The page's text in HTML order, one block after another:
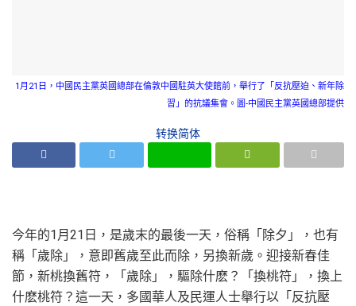
1月21日，中國民主黨英國總部在倫敦中國駐英大使館前，舉行了「反抗壓迫、新年除
習」的抗議集會。圖-中國民主黨英國總部提供
转换简体
今年的1月21日，是歲末的最後一天，俗稱「除夕」，也有
稱「歲除」，意即舊歲至此而除，另換新歲。迎接新春佳
節，新桃換舊符，「歲除」，驅除什麽？「換桃符」，換上
什麽桃符？這一天，多國華人及民運人士舉行以「反抗壓